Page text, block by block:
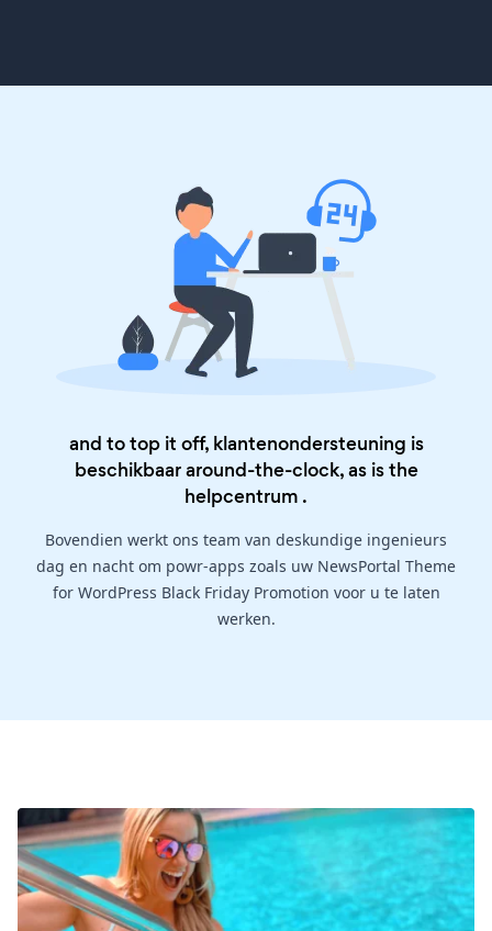
and to top it off, klantenondersteuning is
beschikbaar around-the-clock, as is the
helpcentrum .
Bovendien werkt ons team van deskundige ingenieurs
dag en nacht om powr-apps zoals uw NewsPortal Theme
for WordPress Black Friday Promotion voor u te laten
werken.